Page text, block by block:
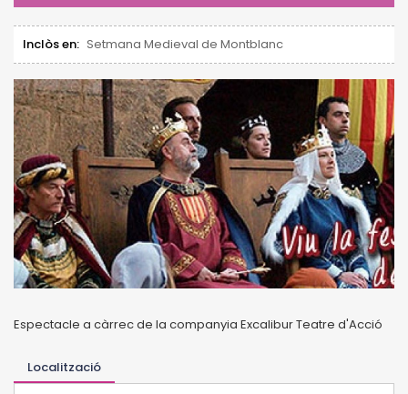
Inclòs en: Setmana Medieval de Montblanc
Espectacle a càrrec de la companyia Excalibur Teatre d'Acció
Localització